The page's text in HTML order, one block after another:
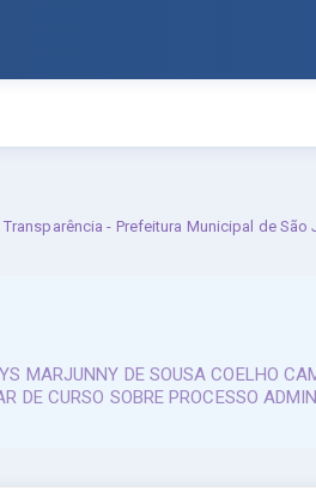
MARJUNNY DE SOUSA COELHO
DE CURSO SOBRE PROCESSO